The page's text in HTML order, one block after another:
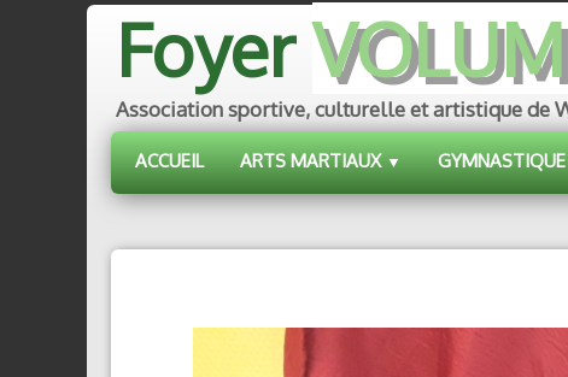
Foyer
Association sportive, culturelle et artistique de
ACCUEIL ARTS MARTIAUX▼